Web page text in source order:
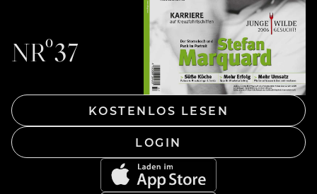
NRº37
KOSTENLOS LESEN
LOGIN